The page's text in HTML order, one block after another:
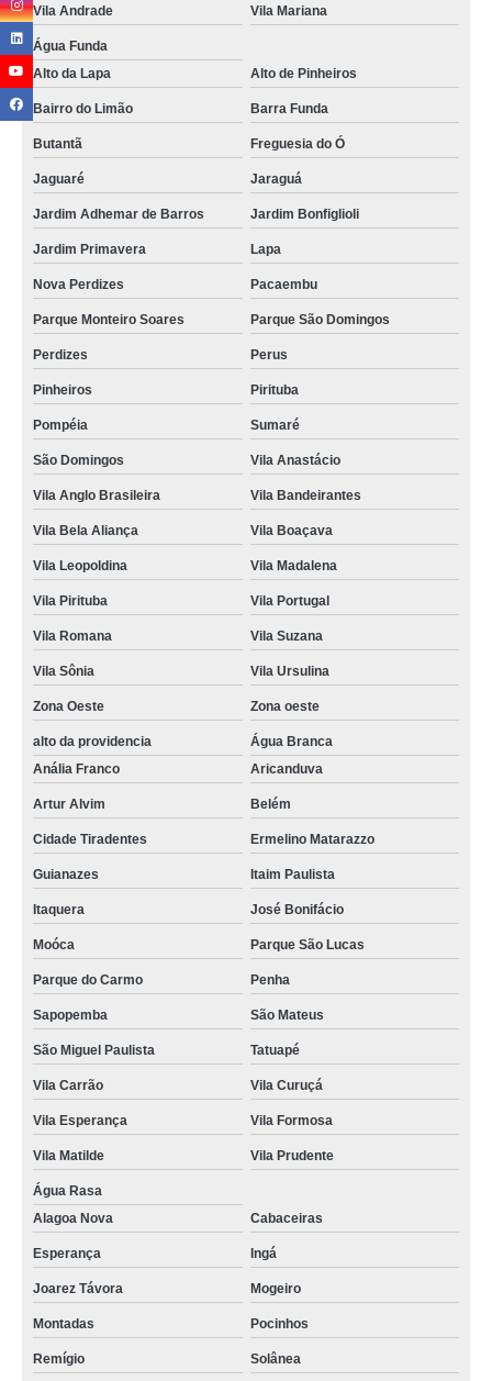
Vila Andrade Vila Mariana
Água Funda
Alto da Lapa
Alto de Pinheiros
Bairro do Limão Barra Funda
Butantã Freguesia do Ó
Jaguaré Jaraguá
Jardim Adhemar de Barros Jardim Bonfiglioli
Jardim Primavera Lapa
Nova Perdizes Pacaembu
Parque Monteiro Soares Parque São Domingos
Perdizes Perus
Pinheiros Pirituba
Pompéia Sumaré
São Domingos Vila Anastácio
Vila Anglo Brasileira Vila Bandeirantes
Vila Bela Aliança Vila Boaçava
Vila Leopoldina Vila Madalena
Vila Pirituba Vila Portugal
Vila Romana Vila Suzana
Vila Sônia Vila Ursulina
Zona Oeste Zona oeste
alto da providencia
Água Branca
Anália Franco
Aricanduva
Artur Alvim Belém
Cidade Tiradentes Ermelino Matarazzo
Guianazes Itaim Paulista
Itaquera José Bonifácio
Moóca Parque São Lucas
Parque do Carmo Penha
Sapopemba São Mateus
São Miguel Paulista Tatuapé
Vila Carrão Vila Curuçá
Vila Esperança Vila Formosa
Vila Matilde Vila Prudente
Água Rasa
Alagoa Nova
Cabaceiras
Esperança Ingá
Joarez Távora Mogeiro
Montadas Pocinhos
Remígio Solânea